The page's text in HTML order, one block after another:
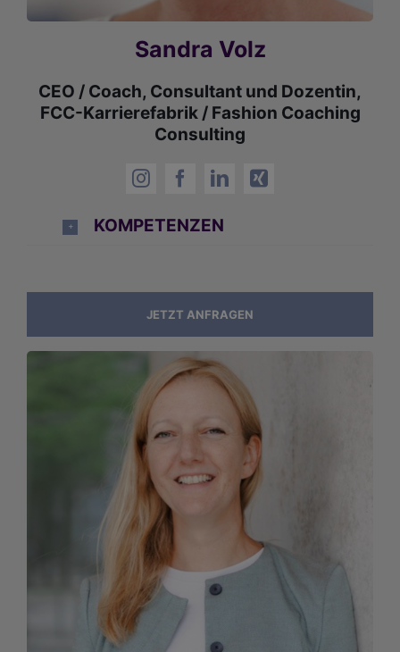
Sandra Volz
CEO / Coach, Consultant und Dozentin,
FCC-Karrierefabrik / Fashion Coaching
Consulting
KOMPETENZEN
JETZT ANFRAGEN